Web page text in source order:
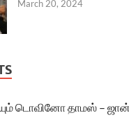
March 20, 2024
டொவினோ தாமஸ் –